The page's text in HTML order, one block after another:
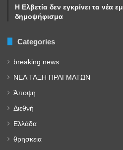
Η Ελβετία δεν εγκρίνει τα νέα
δημοψήφισμα
Categories
breaking news
NEA TAΞΗ ΠΡΑΓΜΑΤΩΝ
Άποψη
Διεθνή
Ελλάδα
θρησκεια